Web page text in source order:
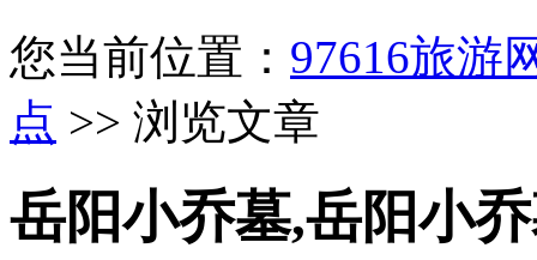
您当前位置： 97616旅游
点 >> 浏览文章
岳阳小乔墓,岳阳小